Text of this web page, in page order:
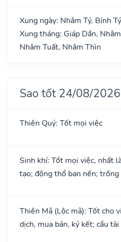
Xung ngày: Nhâm Tý, Bính
Xung tháng: Giáp Dần,
Nhâm Tuất, Nhâm Thìn
Sao tốt 24/08/2026
Thiên Quý: Tốt mọi việc
Sinh khí: Tốt mọi việc, nhất
tạo; động thổ ban nền; trồng
Thiên Mã (Lộc mã): Tốt cho
dịch, mua bán, ký kết; cầu